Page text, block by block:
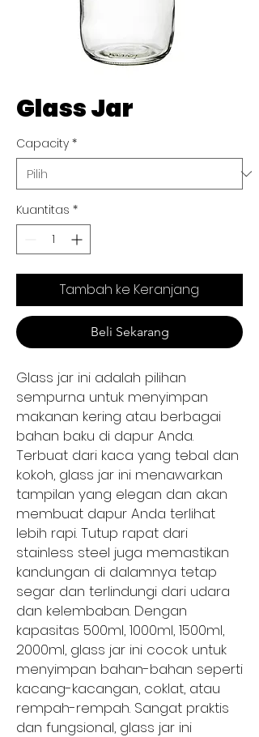
Glass Jar
Capacity *
Kuantitas *
Tambah ke Keranjang
Beli Sekarang
Glass jar ini adalah pilihan
sempurna untuk menyimpan
makanan kering atau berbagai
bahan baku di dapur Anda.
Terbuat dari kaca yang tebal dan
kokoh, glass jar ini menawarkan
tampilan yang elegan dan akan
membuat dapur Anda terlihat
lebih rapi. Tutup rapat dari
stainless steel juga memastikan
kandungan di dalamnya tetap
segar dan terlindungi dari udara
dan kelembaban. Dengan
kapasitas 500ml, 1000ml, 1500ml,
2000ml, glass jar ini cocok untuk
menyimpan bahan-bahan seperti
kacang-kacangan, coklat, atau
rempah-rempah. Sangat praktis
dan fungsional, glass jar ini